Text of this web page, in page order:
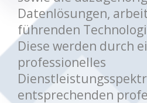
Datenlösungen,
führenden
Diese werden durch
professionelles
entsprechenden